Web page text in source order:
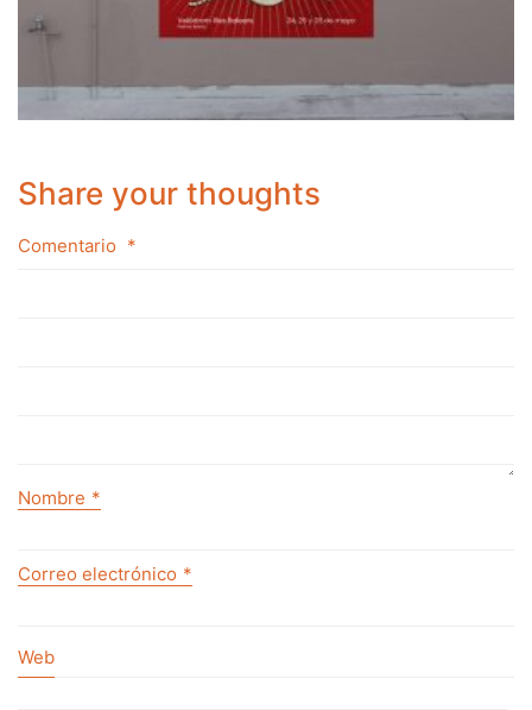
Share your thoughts
Comentario *
Nombre *
Correo electrónico *
Web